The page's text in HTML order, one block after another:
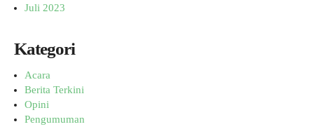
Juli 2023
Kategori
Acara
Berita Terkini
Opini
Pengumuman